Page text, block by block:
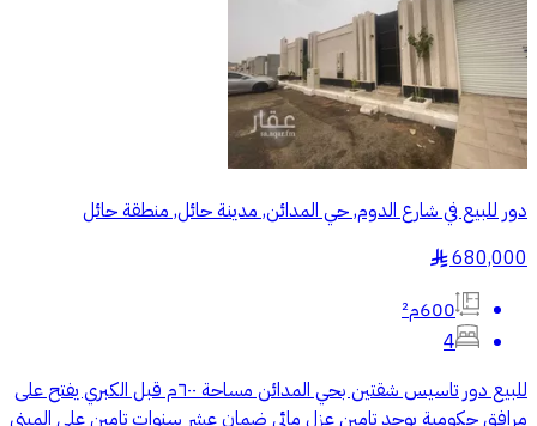
دور للبيع في شارع الدوم, حي المدائن, مدينة حائل, منطقة حائل
680,000
§
600م²
4
للبيع دور تاسيس شقتين بحي المدائن مساحة ٦٠٠م قبل الكبري يفتح على
مرافق حكومية يوجد تامين عزل مائي ضمان عشر سنوات تامين على المبنى